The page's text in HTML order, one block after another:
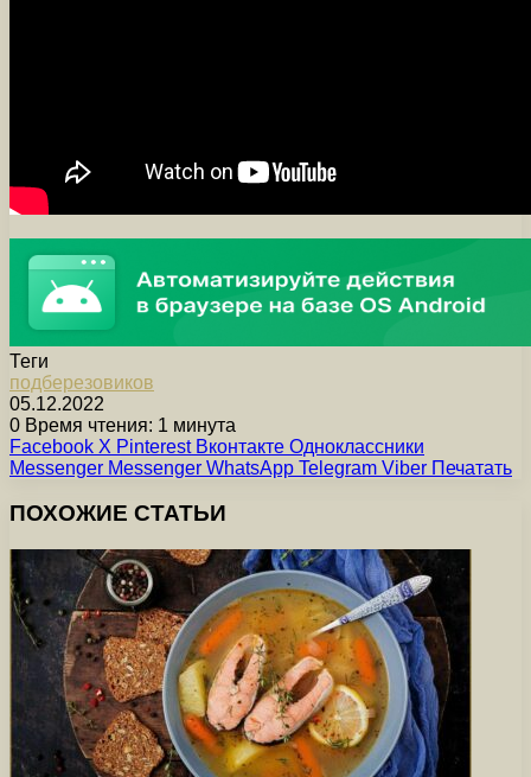
Теги
подберезовиков
05.12.2022
0 Время чтения: 1 минута
Facebook X Pinterest Вконтакте Одноклассники
Messenger Messenger WhatsApp Telegram Viber Печатать
ПОХОЖИЕ СТАТЬИ